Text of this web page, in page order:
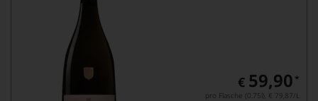
€ 59,90 *
pro Flasche (0.75l), € 79,87/L